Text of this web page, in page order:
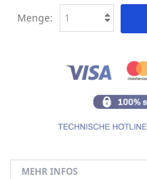
Menge:
MEHR INFOS